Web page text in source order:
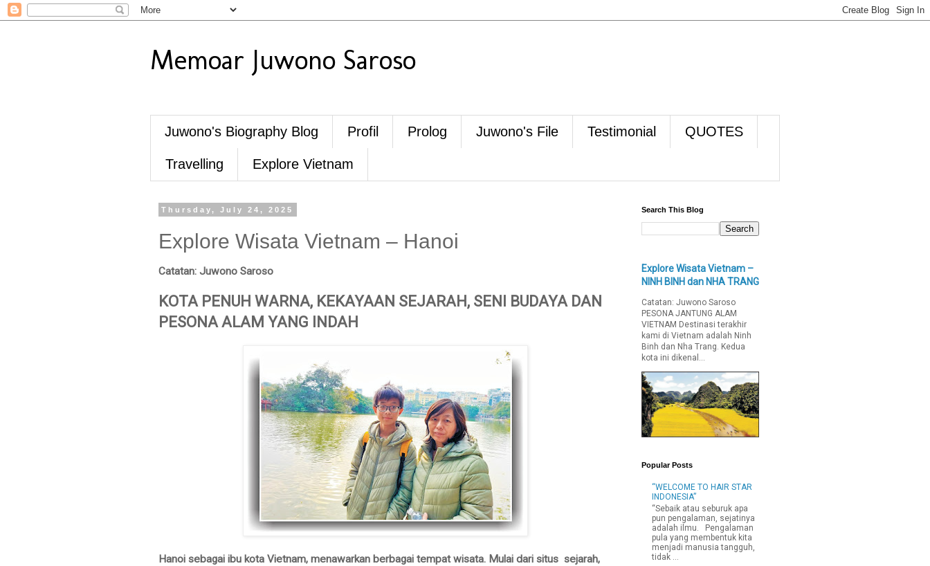
Memoar Juwono Saroso
Juwono's Biography Blog Profil Prolog Juwono's File Testimonial QUOTES
Travelling Explore Vietnam
Thursday, July 24, 2025
Explore Wisata Vietnam – Hanoi
Catatan: Juwono Saroso
KOTA PENUH WARNA, KEKAYAAN SEJARAH, SENI BUDAYA DAN
PESONA ALAM YANG INDAH
Hanoi sebagai ibu kota Vietnam, menawarkan berbagai tempat wisata. Mulai dari situs sejarah,
Search This Blog
Explore Wisata Vietnam –
NINH BINH dan NHA TRANG
Catatan: Juwono Saroso
PESONA JANTUNG ALAM
VIETNAM Destinasi terakhir
kami di Vietnam adalah Ninh
Binh dan Nha Trang. Kedua
kota ini dikenal...
Popular Posts
“WELCOME TO HAIR STAR
INDONESIA”
“Sebaik atau seburuk apa
pun pengalaman, sejatinya
adalah ilmu. Pengalaman
pula yang membentuk kita
menjadi manusia tangguh,
tidak ...